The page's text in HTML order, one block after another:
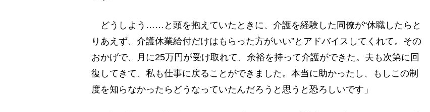
どうしよう……と頭を抱えていたときに、介護を経験した同僚が“休職したらと
りあえず、介護休業給付だけはもらった方がいい”とアドバイスしてくれて。その
おかげで、月に25万円が受け取れて、余裕を持って介護ができた。夫も次第に回
復してきて、私も仕事に戻ることができました。本当に助かったし、もしこの制
度を知らなかったらどうなっていたんだろうと思うと恐ろしいです」